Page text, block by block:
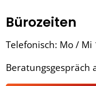
Bürozeiten
Telefonisch: Mo / Mi
Beratungsgespräch